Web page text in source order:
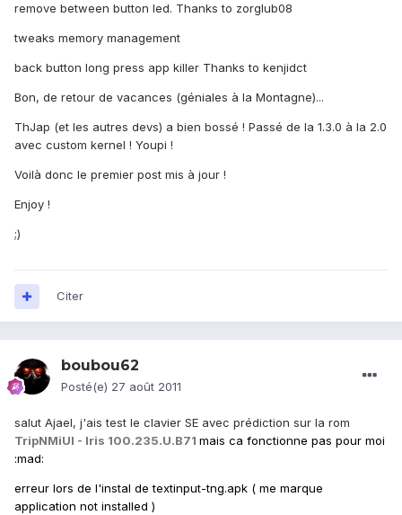
remove between button led. Thanks to zorglub08
tweaks memory management
back button long press app killer Thanks to kenjidct
Bon, de retour de vacances (géniales à la Montagne)...
ThJap (et les autres devs) a bien bossé ! Passé de la 1.3.0 à la 2.0
avec custom kernel ! Youpi !
Voilà donc le premier post mis à jour !
Enjoy !
;)
Citer
boubou62
Posté(e) 27 août 2011
salut Ajael, j'ais test le clavier SE avec prédiction sur la rom
TripNMiUI - Iris 100.235.U.B71 mais ca fonctionne pas pour moi
:mad:
erreur lors de l'instal de textinput-tng.apk ( me marque
application not installed )